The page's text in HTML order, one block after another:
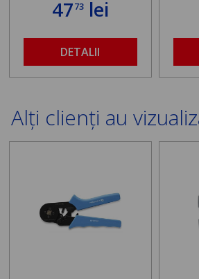
4773lei
DETALII
Alți clienți au